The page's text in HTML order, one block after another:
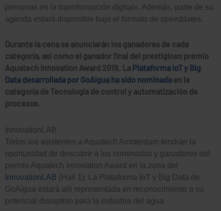
personas en la transformación digital». Además, parte de su
agenda estará disponible bajo el formato de speeddates.
Durante la cena se anunciarán los ganadores de cada
categoría, así como el ganador final del prestigioso premio
Aquatech Innovation Award 2019. La Plataforma IoT y Big
Data desarrollada por GoAigua ha sido nominada en la
categoría de Tecnología de control y automatización de
procesos.
InnovationLAB
Todos los asistentes a Aquatech Amsterdam tendrán la
oportunidad de descubrir a los nominados y ganadores del
premio Aquatech Innovation Award en la zona del
InnovationLAB (Hall 1). La Plataforma IoT y Big Data de
GoAigua estará allí representada en reconocimiento a su
potencial disruptivo para la industria del agua.